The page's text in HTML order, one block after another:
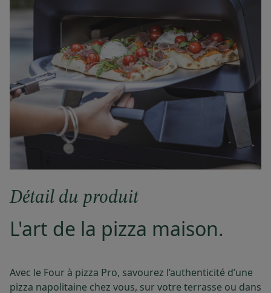
Détail du produit
L'art de la pizza maison.
Avec le Four à pizza Pro, savourez l’authenticité d’une
pizza napolitaine chez vous, sur votre terrasse ou dans